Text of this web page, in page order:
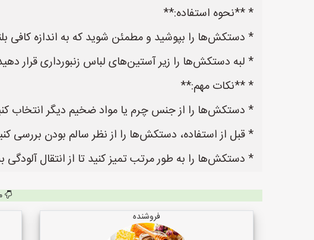
* **نحوه استفاده:**
* دستکش‌ها را بپوشید و مطمئن شوید که به اندازه کافی
* لبه دستکش‌ها را زیر آستین‌های لباس زنبورداری قرار
* **نکات مهم:**
* دستکش‌ها را از جنس چرم یا مواد ضخیم دیگر انتخاب کنید
* قبل از استفاده، دستکش‌ها را از نظر سالم بودن بررسی
* دستکش‌ها را به طور مرتب تمیز کنید تا از انتقال آلودگی
فروشنده